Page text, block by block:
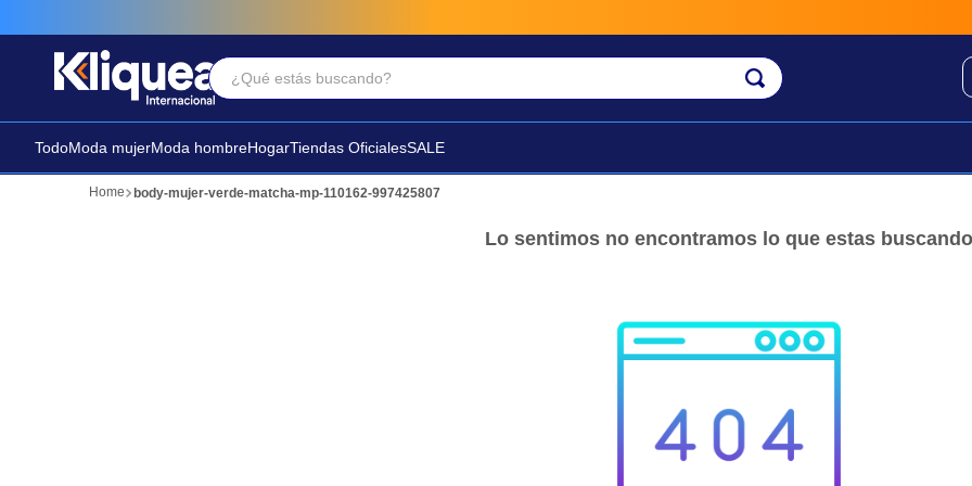
¿Qué estás buscando?
TodoModa mujerModa hombreHogarTiendas OficialesSALE
body-mujer-verde-matcha-mp-110162-997425807
Lo sentimos no encontramos lo que estas buscando
Términos Más Buscados
2. sandalia